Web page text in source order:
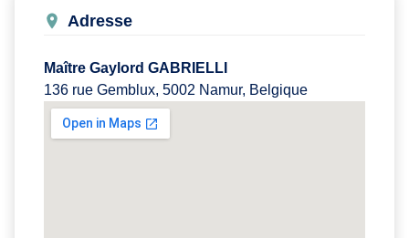
Adresse
Maître Gaylord GABRIELLI
136 rue Gemblux, 5002 Namur, Belgique